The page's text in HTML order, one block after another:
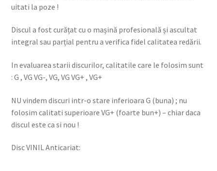
uitati la poze !
Discul a fost curățat cu o mașină profesională și ascultat
integral sau parțial pentru a verifica fidel calitatea redării.
In evaluarea starii discurilor, calitatile care le folosim sunt
: G , VG VG-, VG, VG VG+ , VG+
NU vindem discuri intr-o stare inferioara G (buna) ; nu
folosim calitati superioare VG+ (foarte bun+) – chiar daca
discul este ca si nou !
Disc VINIL Anticariat: